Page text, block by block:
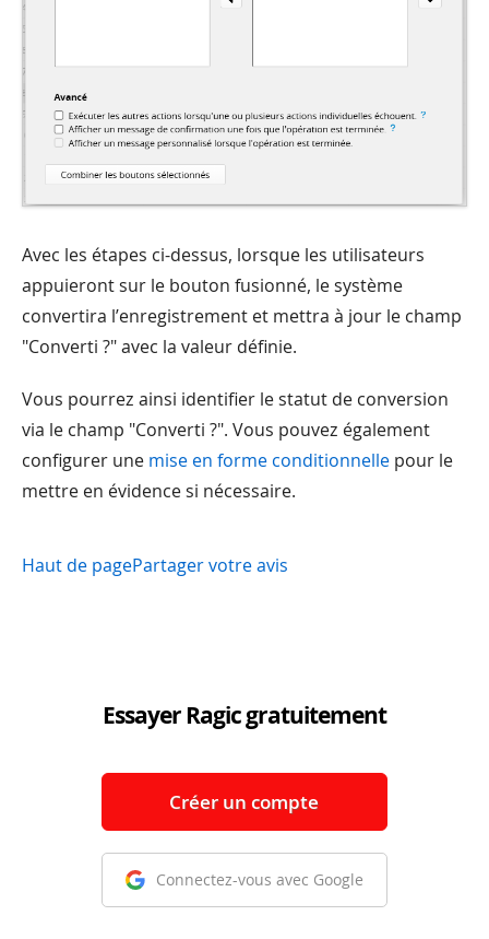
Avec les étapes ci-dessus, lorsque les utilisateurs
appuieront sur le bouton fusionné, le système
convertira l’enregistrement et mettra à jour le champ
"Converti ?" avec la valeur définie.
Vous pourrez ainsi identifier le statut de conversion
via le champ "Converti ?". Vous pouvez également
configurer une mise en forme conditionnelle pour le
mettre en évidence si nécessaire.
Haut de pagePartager votre avis
Essayer Ragic gratuitement
Créer un compte
Connectez-vous avec Google